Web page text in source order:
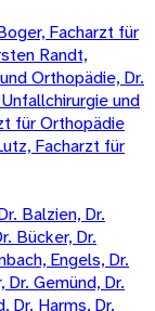
Facharzt für
Randt,
Orthopädie, Dr.
und
für Orthopädie
Facharzt für
Balzien, Dr.
Bücker, Dr.
Engels, Dr.
Dr. Gemünd, Dr.
Dr. Harms, Dr.